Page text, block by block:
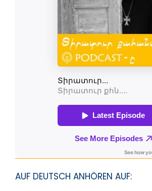
AUF DEUTSCH ANHÖREN AUF: